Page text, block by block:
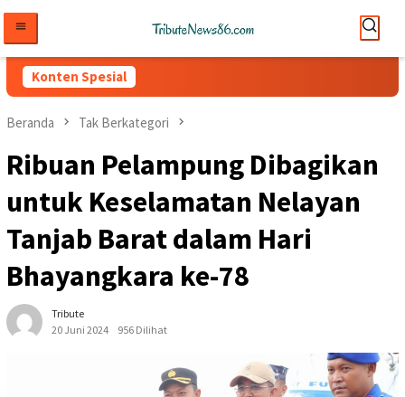
konten
Konten Spesial
Beranda Tak Berkategori
Ribuan Pelampung Dibagikan
untuk Keselamatan Nelayan
Tanjab Barat dalam Hari
Bhayangkara ke-78
Tribute
20 Juni 2024
956 Dilihat